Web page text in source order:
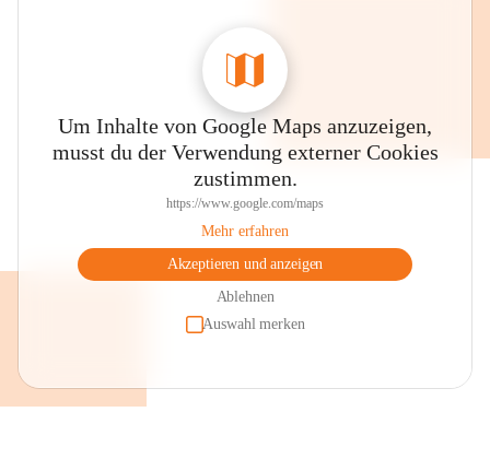
Auszeichnungen und Gütesiegel
Gesunde Volksschule (Styria Vitalis -
Gesundheitsförderung)
Expert + Schule (digitale Bildung)
Begabungs- und Begabtensiegel
Klimabündnisschule
ASKÖ - Bewegungssiegel
Erasmus+ Schule
Um Inhalte von Google Maps anzuzeigen,
musst du der Verwendung externer Cookies
zustimmen.
https://www.google.com/maps
Mehr erfahren
Akzeptieren und anzeigen
Ablehnen
Auswahl merken